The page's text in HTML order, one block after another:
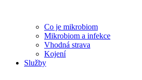
Co je mikrobiom
Mikrobiom a infekce
Vhodná strava
Kojení
Služby